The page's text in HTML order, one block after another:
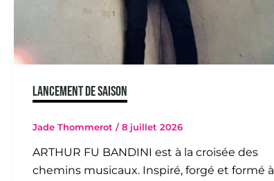
LANCEMENT DE SAISON
Jade Thommerot /8 juillet 2026
ARTHUR FU BANDINI est à la croisée des
chemins musicaux. Inspiré, forgé et formé à